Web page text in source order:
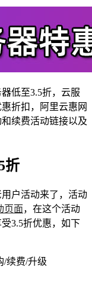
低至3.5折，云服
折扣，阿里云惠网
续费活动链接以及
折
户活动来了，活动
页面，在这个活动
3.5折优惠，如下